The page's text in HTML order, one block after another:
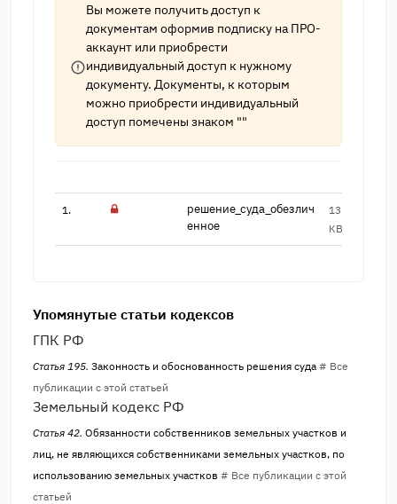
Вы можете получить доступ к
документам оформив подписку на ПРО-
аккаунт или приобрести
индивидуальный доступ к нужному
документу. Документы, к которым
можно приобрести индивидуальный
доступ помечены знаком ""
1.
решение_суда_обезлич​
енное
13.2
KB
Упомянутые статьи кодексов
ГПК РФ
Статья 195. Законность и обоснованность решения суда # Все
публикации с этой статьей
Земельный кодекс РФ
Статья 42. Обязанности собственников земельных участков и
лиц, не являющихся собственниками земельных участков, по
использованию земельных участков # Все публикации с этой
статьей